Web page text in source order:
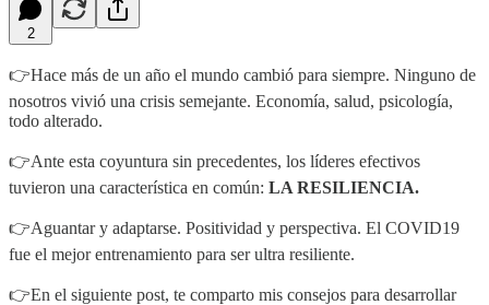
2
👉Hace más de un año el mundo cambió para siempre. Ninguno de
nosotros vivió una crisis semejante. Economía, salud, psicología,
todo alterado.
👉Ante esta coyuntura sin precedentes, los líderes efectivos
tuvieron una característica en común: LA RESILIENCIA.
👉Aguantar y adaptarse. Positividad y perspectiva. El COVID19
fue el mejor entrenamiento para ser ultra resiliente.
👉En el siguiente post, te comparto mis consejos para desarrollar